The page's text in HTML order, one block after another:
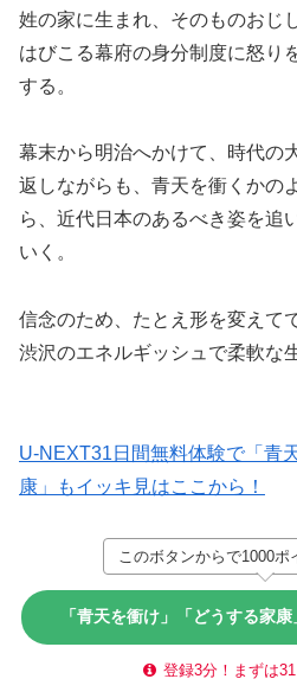
姓の家に生まれ、そのものおじ
はびこる幕府の身分制度に怒り
する。
幕末から明治へかけて、時代の
返しながらも、青天を衝くかの
ら、近代日本のあるべき姿を追
いく。
信念のため、たとえ形を変えて
渋沢のエネルギッシュで柔軟な
U-NEXT31日間無料体験で「青
康」もイッキ見はここから！
このボタンからで1000ポ
「青天を衝け」「どうする家
登録3分！まずは